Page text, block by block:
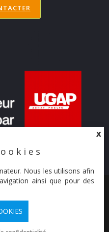
X
Nous les utilisons afin
ainsi que pour des